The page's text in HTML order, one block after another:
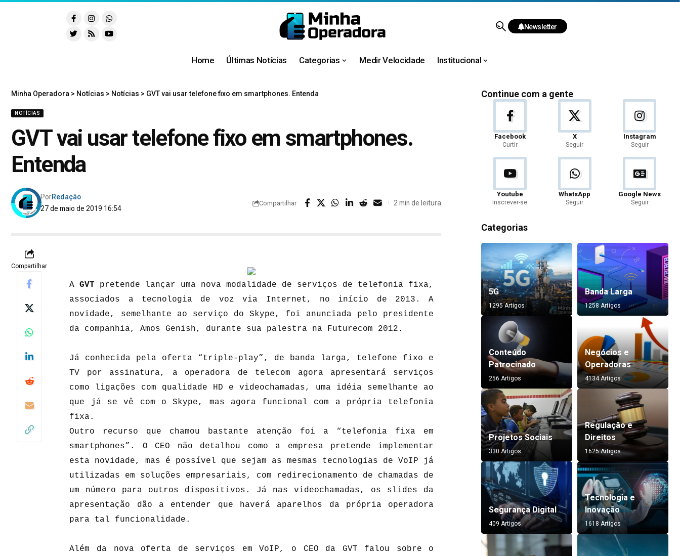
Newsletter
Home Últimas Notícias Categorias Medir Velocidade Institucional
Minha Operadora > Notícias > Notícias > GVT vai usar telefone fixo em smartphones. Entenda
NOTÍCIAS
GVT vai usar telefone fixo em smartphones.
Entenda
27 de maio de 2019 16:54
PorRedação
Compartilhar 2 min de leitura
Compartilhar
AGVT pretende lançar uma nova modalidade de serviços de telefonia fixa,
associados a tecnologia de voz via Internet, no início de 2013. A
novidade, semelhante ao serviço do Skype, foi anunciada pelo presidente
da companhia, Amos Genish, durante sua palestra na Futurecom 2012.
Já conhecida pela oferta “triple-play”, de banda larga, telefone fixo e
TV por assinatura, a operadora de telecom agora apresentará serviços
como ligações com qualidade HD e videochamadas, uma idéia semelhante ao
que já se vê com o Skype, mas agora funcional com a própria telefonia
fixa.
Outro recurso que chamou bastante atenção foi a “telefonia fixa em
smartphones”. O CEO não detalhou como a empresa pretende implementar
esta novidade, mas é possível que sejam as mesmas tecnologias de VoIP já
utilizadas em soluções empresariais, com redirecionamento de chamadas de
um número para outros dispositivos. Já nas videochamadas, os slides da
apresentação dão a entender que haverá aparelhos da própria operadora
para tal funcionalidade.
Além da nova oferta de serviços em VoIP, o CEO da GVT falou sobre o
Continue com a gente
Facebook
Curtir
X
Seguir
Instagram
Seguir
Youtube
Inscrever-se
WhatsApp
Seguir
Google News
Seguir
Categorias
5G
1295 Artigos
Banda Larga
1258 Artigos
Conteúdo
Patrocinado
256 Artigos
Negócios e
Operadoras
4134 Artigos
Projetos Sociais
330 Artigos
Regulação e
Direitos
1625 Artigos
Segurança Digital
409 Artigos
Tecnologia e
Inovação
1618 Artigos